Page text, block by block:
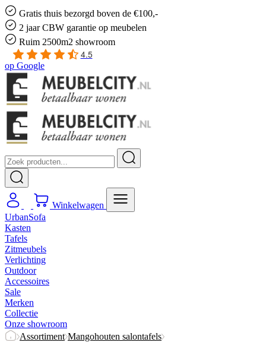
Gratis thuis bezorgd boven de €100,-
2 jaar CBW garantie op meubelen
Ruim 2500m2 showroom
4.5
op Google
Winkelwagen
UrbanSofa
Kasten
Tafels
Zitmeubels
Verlichting
Outdoor
Accessoires
Sale
Merken
Collectie
Onze showroom
Assortiment Mangohouten salontafels